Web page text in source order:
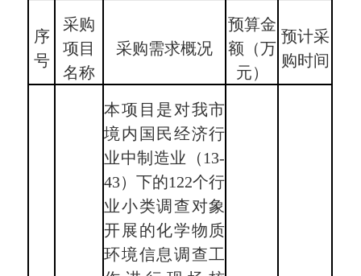
序
号
采购
项目
名称
采购需求概况
预算金
额（万
元）
预计采
购时间
本项目是对我市
境内国民经济行
业中制造业（13-
43）下的122个行
业小类调查对象
开展的化学物质
环境信息调查工